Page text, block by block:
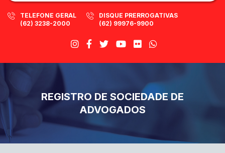
TELEFONE GERAL
(62) 3238-2000
DISQUE PRERROGATIVAS
(62) 99976-9900
REGISTRO DE SOCIEDADE DE
ADVOGADOS